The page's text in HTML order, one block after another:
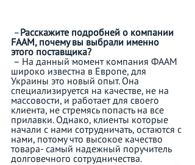
–Расскажите подробней о компании
FAAM, почему вы выбрали именно
этого поставщика?
широко известна в Европе, для
Украины это новый опыт. Она
специализируется на качестве, не на
массовости, и работает для своего
клиента, не стремясь попасть на все
прилавки. Однако, клиенты которые
начали с нами сотрудничать, остаются с
нами, потому что высокое качество
товара- самый надежный поручитель
долговечного сотрудничества.